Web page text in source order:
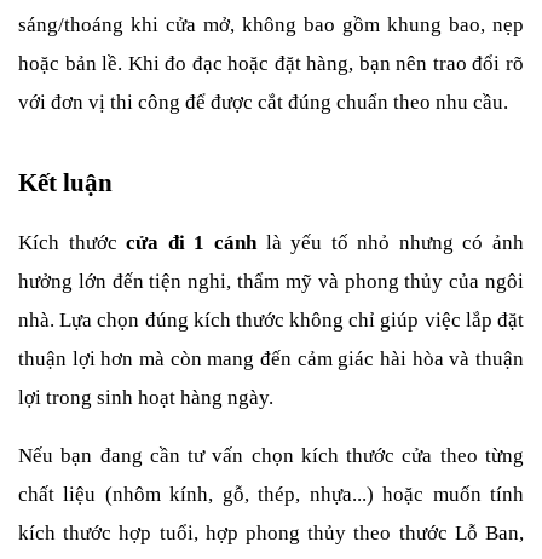
sáng/thoáng khi cửa mở, không bao gồm khung bao, nẹp
hoặc bản lề. Khi đo đạc hoặc đặt hàng, bạn nên trao đổi rõ
với đơn vị thi công để được cắt đúng chuẩn theo nhu cầu.
Kết luận
Kích thước cửa đi 1 cánh là yếu tố nhỏ nhưng có ảnh
hưởng lớn đến tiện nghi, thẩm mỹ và phong thủy của ngôi
nhà. Lựa chọn đúng kích thước không chỉ giúp việc lắp đặt
thuận lợi hơn mà còn mang đến cảm giác hài hòa và thuận
lợi trong sinh hoạt hàng ngày.
Nếu bạn đang cần tư vấn chọn kích thước cửa theo từng
chất liệu (nhôm kính, gỗ, thép, nhựa...) hoặc muốn tính
kích thước hợp tuổi, hợp phong thủy theo thước Lỗ Ban,